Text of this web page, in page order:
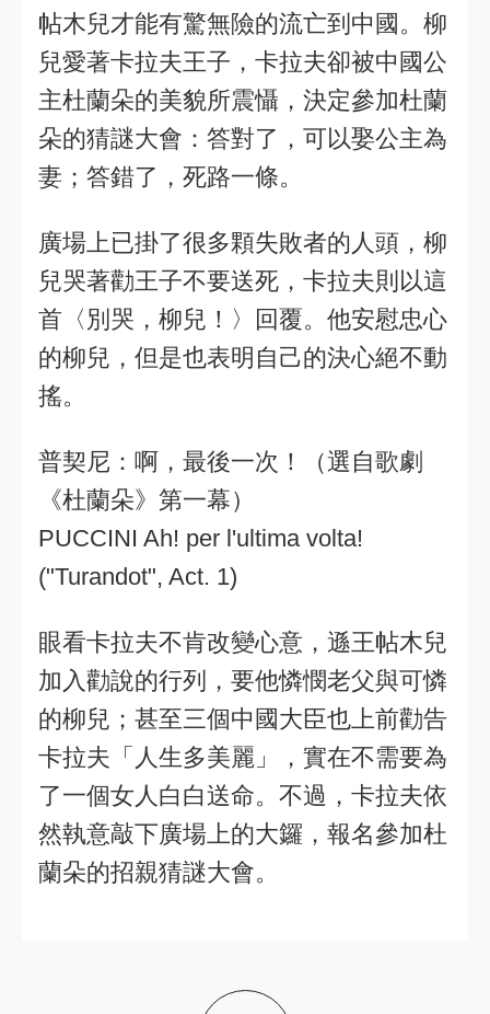
帖木兒才能有驚無險的流亡到中國。柳
兒愛著卡拉夫王子，卡拉夫卻被中國公
主杜蘭朵的美貌所震懾，決定參加杜蘭
朵的猜謎大會：答對了，可以娶公主為
妻；答錯了，死路一條。
廣場上已掛了很多顆失敗者的人頭，柳
兒哭著勸王子不要送死，卡拉夫則以這
首〈別哭，柳兒！〉回覆。他安慰忠心
的柳兒，但是也表明自己的決心絕不動
搖。
普契尼：啊，最後一次！（選自歌劇
《杜蘭朵》第一幕）
PUCCINI Ah! per l'ultima volta!
("Turandot", Act. 1)
眼看卡拉夫不肯改變心意，遜王帖木兒
加入勸說的行列，要他憐憫老父與可憐
的柳兒；甚至三個中國大臣也上前勸告
卡拉夫「人生多美麗」，實在不需要為
了一個女人白白送命。不過，卡拉夫依
然執意敲下廣場上的大鑼，報名參加杜
蘭朵的招親猜謎大會。